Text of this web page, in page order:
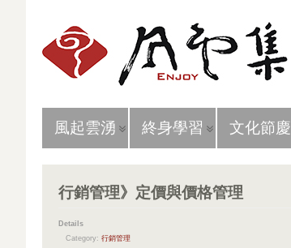
風起雲湧 終身學習 文化節慶
行銷管理》定價與價格管理
Details
Category: 行銷管理